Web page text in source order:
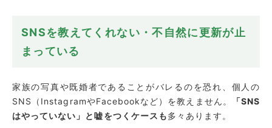
SNSを教えてくれない・不自然に更新が止
まっている
家族の写真や既婚者であることがバレるのを恐れ、個人の
SNS（InstagramやFacebookなど）を教えません。
「SNS
はやっていない」と嘘をつくケースも多々あります。